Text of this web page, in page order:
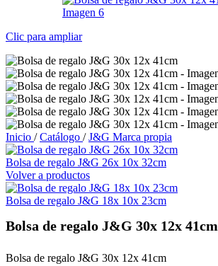
Clic para ampliar
Inicio / Catálogo / J&G Marca propia
Bolsa de regalo J&G 26x 10x 32cm
Volver a productos
Bolsa de regalo J&G 18x 10x 23cm
Bolsa de regalo J&G 30x 12x 41cm
Bolsa de regalo J&G 30x 12x 41cm